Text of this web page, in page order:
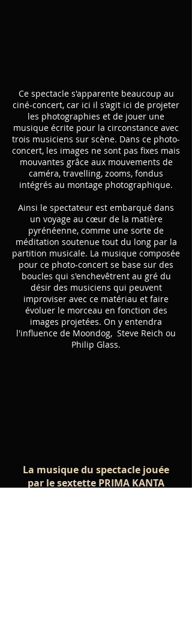
Ce spectacle s'apparente beaucoup au
ciné-concert, car ici il s'agit ici de projeter
les photographies et de jouer une
musique écrite pour la circonstance avec
trois musiciens sur scène. Dans ce photo-
concert, les images ne sont pas fixes mais
mouvantes grâce aux mouvements de
caméra, travelling, zooms, fondus
intégrés au montage photographique.
Ainsi le spectateur est embarqué dans
un voyage au cœur de la matière
pyrénéenne, comme une sorte de
méditation soutenue tout du long par la
partition musicale. La musique composée
pour ce photo-concert se base sur des
boucles qui s'enchevêtrent au gré du
désir des musiciens qui peuvent
improviser avec ce matériau et faire
évoluer le morceau en fonction des
images projetées. On y entendra
l'influence de Moondog, Steve Reich ou
Philip Glass.
La musique du spectacle jouée
par le sextette PRIMA KANTA